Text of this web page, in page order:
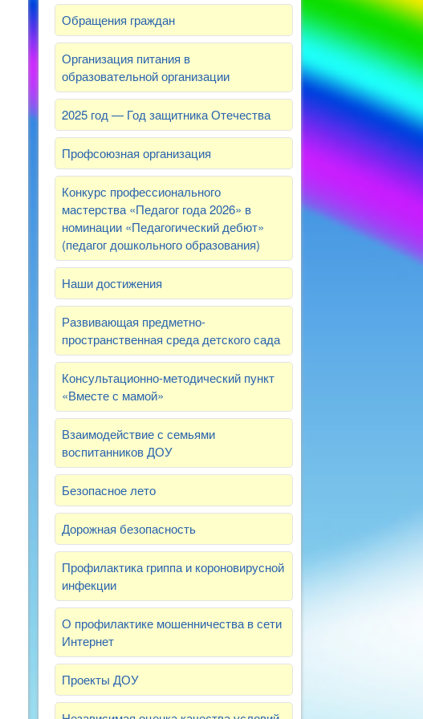
Обращения граждан
Организация питания в
образовательной организации
2025 год — Год защитника Отечества
Профсоюзная организация
Конкурс профессионального
мастерства «Педагог года 2026» в
номинации «Педагогический дебют»
(педагог дошкольного образования)
Наши достижения
Развивающая предметно-
пространственная среда детского сада
Консультационно-методический пункт
«Вместе с мамой»
Взаимодействие с семьями
воспитанников ДОУ
Безопасное лето
Дорожная безопасность
Профилактика гриппа и короновирусной
инфекции
О профилактике мошенничества в сети
Интернет
Проекты ДОУ